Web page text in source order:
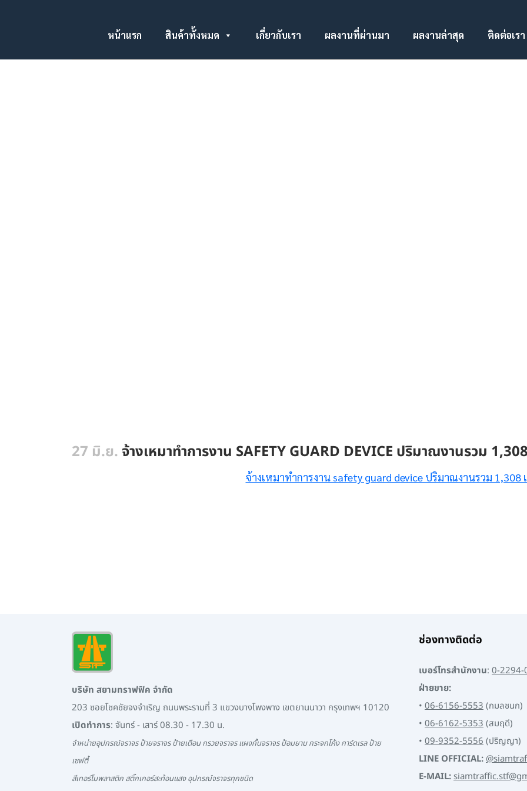
หน้าแรก สินค้าทั้งหมด เกี่ยวกับเรา ผลงานที่ผ่านมา ผลงานล่าสุด ติดต่อเรา
27 มิ.ย. จ้างเหมาทำการงาน SAFETY GUARD DEVICE ปริมาณงานรวม
จ้างเหมาทำการงาน safety guard device ปริมาณงานรวม 1,308
บริษัท สยามทราฟฟิค จำกัด
203 ซอยโชคชัยจงจำเริญ ถนนพระรามที่ 3 แขวงบางโพงพาง เขตยานนาวา กรุงเทพฯ 10120
เปิดทำการ: จันทร์ - เสาร์ 08.30 - 17.30 น.
จำหน่ายอุปกรณ์จราจร ป้ายจราจร ป้ายเตือน กรวยจราจร แผงกั้นจราจร ป้อมยาม กระจกโค้ง การ์ดเรล ป้าย
เซฟตี้
สีเทอร์โมพลาสติก สติ๊กเกอร์สะท้อนแสง อุปกรณ์จราจรทุกชนิด
ช่องทางติดต่อ
เบอร์โทรสำนักงาน: 0-
ฝ่ายขาย:
• 06-6156-5553(กมลชนก)
• 06-6162-5353(สมฤดี)
• 09-9352-5556(ปริญญา)
LINE OFFICIAL:
E-MAIL: